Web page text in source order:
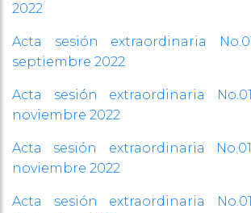
2022
Acta sesión extraordinaria
septiembre 2022
Acta sesión extraordinaria
noviembre 2022
Acta sesión extraordinaria
noviembre 2022
Acta sesión extraordinaria